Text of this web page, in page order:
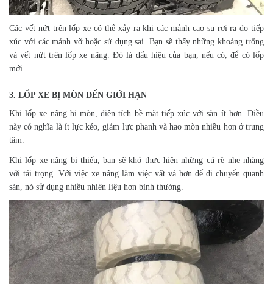
Các vết nứt trên lốp xe có thể xảy ra khi các mảnh cao su rơi ra do tiếp
xúc với các mảnh vỡ hoặc sử dụng sai. Bạn sẽ thấy những khoảng trống
và vết nứt trên lốp xe nâng. Đó là dấu hiệu của bạn, nếu có, để có lốp
mới.
3. LỐP XE BỊ MÒN ĐẾN GIỚI HẠN
Khi lốp xe nâng bị mòn, diện tích bề mặt tiếp xúc với sàn ít hơn. Điều
này có nghĩa là ít lực kéo, giảm lực phanh và hao mòn nhiều hơn ở trung
tâm.
Khi lốp xe nâng bị thiếu, bạn sẽ khó thực hiện những cú rẽ nhẹ nhàng
với tải trọng. Với việc xe nâng làm việc vất vả hơn để di chuyển quanh
sàn, nó sử dụng nhiều nhiên liệu hơn bình thường.